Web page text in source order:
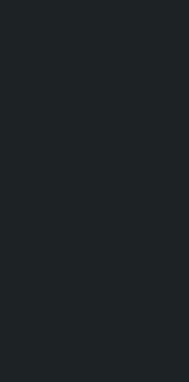
विदेशबाट फर्किँदा अपरिचित